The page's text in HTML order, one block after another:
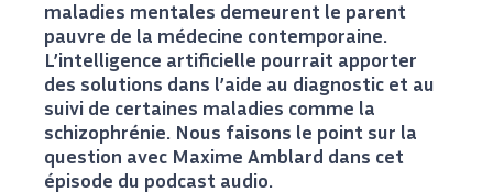
maladies mentales demeurent le parent
pauvre de la médecine contemporaine.
L’intelligence artificielle pourrait apporter
des solutions dans l’aide au diagnostic et au
suivi de certaines maladies comme la
schizophrénie. Nous faisons le point sur la
question avec Maxime Amblard dans cet
épisode du podcast audio.